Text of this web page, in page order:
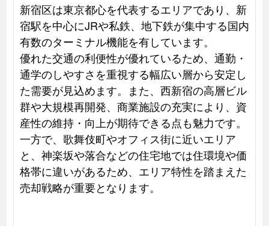
新宿区は東京都心を代表するエリアであり、新
宿駅を中心にJRや私鉄、地下鉄が集中する国内
有数のターミナル機能を有しています。
優れた交通の利便性が優れているため、通勤・
通学のしやすさを重視する幅広い層から安定し
た需要が見込めます。また、西新宿の高層ビル
群や大規模再開発、商業施設の充実により、資
産性の維持・向上が期待できる点も魅力です。
一方で、歌舞伎町やオフィス街に近いエリア
と、神楽坂や落合などの住宅地では住環境や価
格帯に違いがあるため、エリア特性を踏まえた
売却戦略が重要となります。